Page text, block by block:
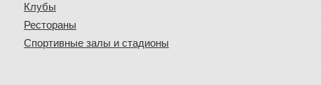
Клубы
Рестораны
Спортивные залы и стадионы